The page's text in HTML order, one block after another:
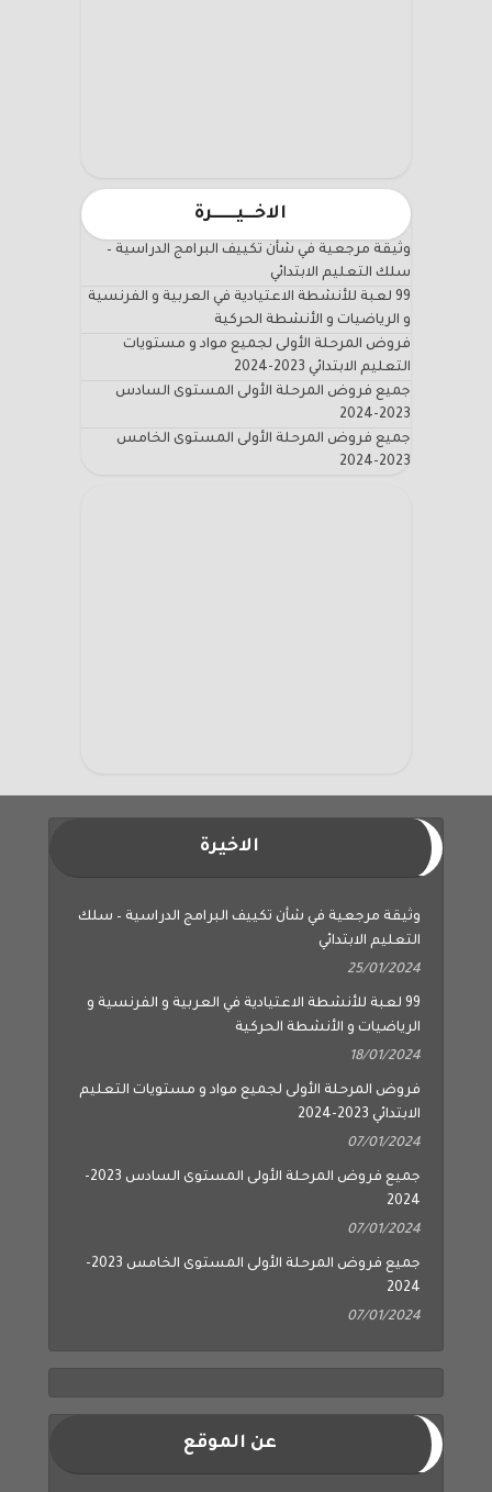
الاخـــيـــــــرة
وثيقة مرجعية في شأن تكييف البرامج الدراسية –
سلك التعليم الابتدائي
99 لعبة للأنشطة الاعتيادية في العربية و الفرنسية
و الرياضيات و الأنشطة الحركية
فروض المرحلة الأولى لجميع مواد و مستويات
التعليم الابتدائي 2023-2024
جميع فروض المرحلة الأولى المستوى السادس
2023-2024
جميع فروض المرحلة الأولى المستوى الخامس
2023-2024
الاخيرة
وثيقة مرجعية في شأن تكييف البرامج الدراسية – سلك
التعليم الابتدائي
25/01/2024
99 لعبة للأنشطة الاعتيادية في العربية و الفرنسية و
الرياضيات و الأنشطة الحركية
18/01/2024
فروض المرحلة الأولى لجميع مواد و مستويات التعليم
الابتدائي 2023-2024
07/01/2024
جميع فروض المرحلة الأولى المستوى السادس 2023-
2024
07/01/2024
جميع فروض المرحلة الأولى المستوى الخامس 2023-
2024
07/01/2024
عن الموقع